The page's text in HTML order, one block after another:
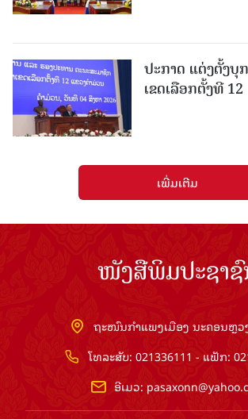
ປະກາດ ແຕ່ງຕັ້ງບຸ
ເຂດເລືອກຕັ້ງທີ 12
ເພີ່ມເຕີມ
ໜັງສືພິມປະຊາ
ຖະໜົນກຳແພງເມືອງ ນະຄອນຫຼວ
ໂທລະສັບ: 021336111 - ແຟັກ:
ອີເມວ: